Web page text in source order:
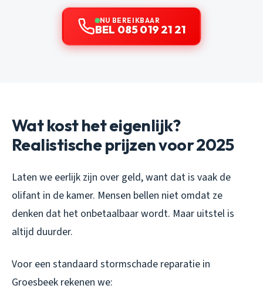
NU BEREIKBAAR
BEL 085 019 21 21
Wat kost het eigenlijk?
Realistische prijzen voor 2025
Laten we eerlijk zijn over geld, want dat is vaak de
olifant in de kamer. Mensen bellen niet omdat ze
denken dat het onbetaalbaar wordt. Maar uitstel is
altijd duurder.
Voor een standaard stormschade reparatie in
Groesbeek rekenen we: